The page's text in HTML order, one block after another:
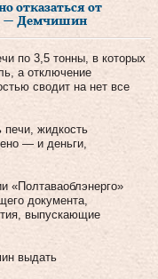
отказаться от
— Демчишин
по 3,5 тонны, в которых
а отключение
сводит на нет все
печи, жидкость
— и деньги,
«Полтаваоблэнерго»
документа,
выпускающие
выдать